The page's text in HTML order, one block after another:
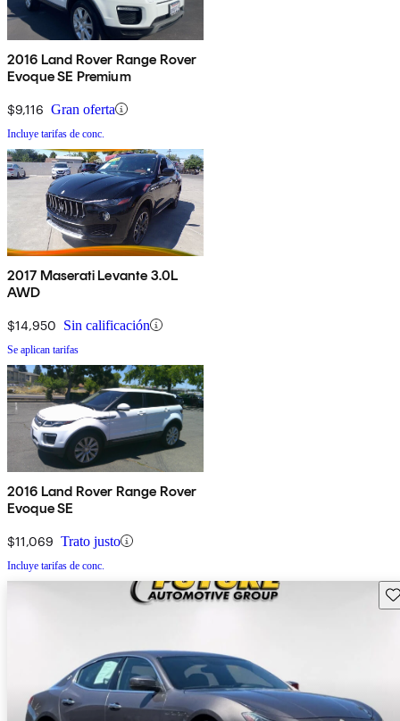
2016 Land Rover Range Rover
Evoque SE Premium
$9,116 Gran oferta
Incluye tarifas de conc.
2017 Maserati Levante 3.0L
AWD
$14,950 Sin calificación
Se aplican tarifas
2016 Land Rover Range Rover
Evoque SE
$11,069 Trato justo
Incluye tarifas de conc.